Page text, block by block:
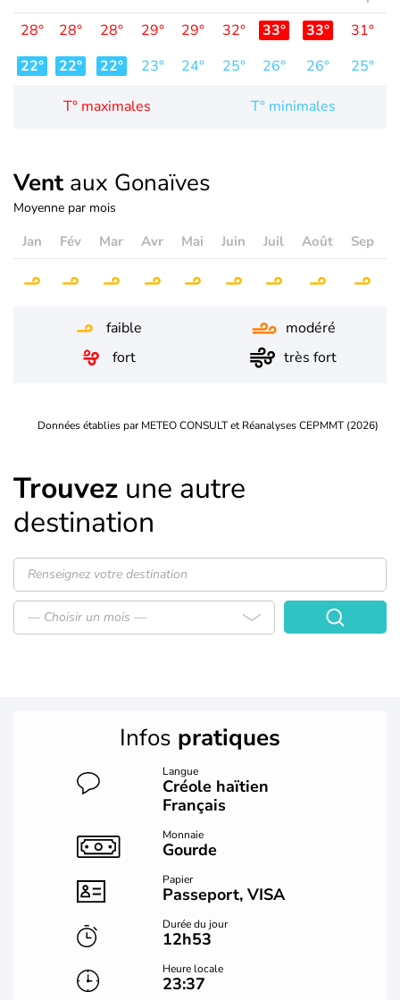
28° 28° 28° 29° 29° 32° 33° 33° 31°
22°
22° 22° 23° 24° 25° 26° 26° 25°
T° maximales T° minimales
Vent aux Gonaïves
Moyenne par mois
Jan Fév Mar Avr Mai Juin Juil Août Sep
faible
modéré
fort
très fort
Données établies par METEO CONSULT et Réanalyses CEPMMT (2026)
Trouvez une autre
destination
— Choisir un mois —
Infos pratiques
Langue
Créole haïtien
Français
Monnaie
Gourde
Papier
Passeport, VISA
Durée du jour
12h53
Heure locale
23:37